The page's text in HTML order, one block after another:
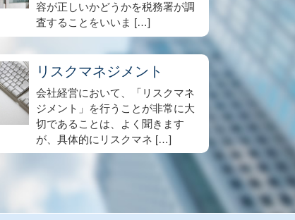
容が正しいかどうかを税務署が調
査することをいいま […]
リスクマネジメント
会社経営において、「リスクマネ
ジメント」を行うことが非常に大
切であることは、よく聞きます
が、具体的にリスクマネ […]